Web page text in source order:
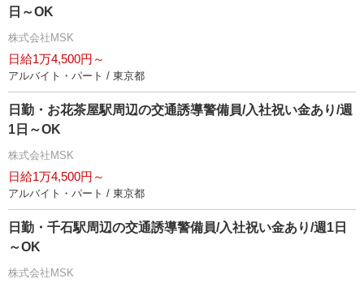
日～OK
株式会社MSK
日給1万4,500円～
アルバイト・パート / 東京都
日勤・お花茶屋駅周辺の交通誘導警備員/入社祝い金あり/週
1日～OK
株式会社MSK
日給1万4,500円～
アルバイト・パート / 東京都
日勤・千石駅周辺の交通誘導警備員/入社祝い金あり/週1日
～OK
株式会社MSK